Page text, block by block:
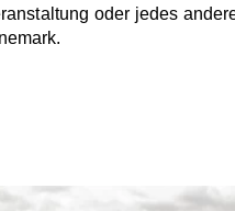
oder jedes